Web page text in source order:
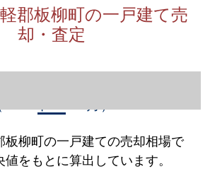
郡板柳町の一戸建て売
却・査定
板柳町の一戸建ての売却相場で
をもとに算出しています。